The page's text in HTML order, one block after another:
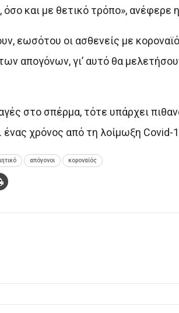
και με θετικό τρόπο», ανέφερε
εωσότου οι ασθενείς με
απογόνων, γι’ αυτό θα
στο σπέρμα, τότε υπάρχει
χρόνος από τη λοίμωξη Covid-
απόγονοι κοροναϊός